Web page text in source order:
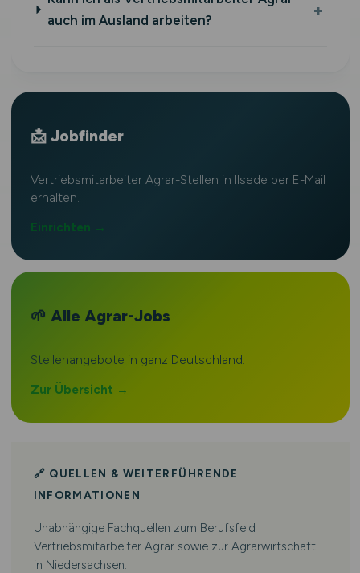
auch im Ausland arbeiten?
📩 Jobfinder
Vertriebsmitarbeiter Agrar-Stellen in Ilsede per E-Mail
erhalten.
Einrichten →
🌱 Alle Agrar-Jobs
Stellenangebote in ganz Deutschland.
Zur Übersicht →
🔗 QUELLEN & WEITERFÜHRENDE
INFORMATIONEN
Unabhängige Fachquellen zum Berufsfeld
Vertriebsmitarbeiter Agrar sowie zur Agrarwirtschaft
in Niedersachsen: